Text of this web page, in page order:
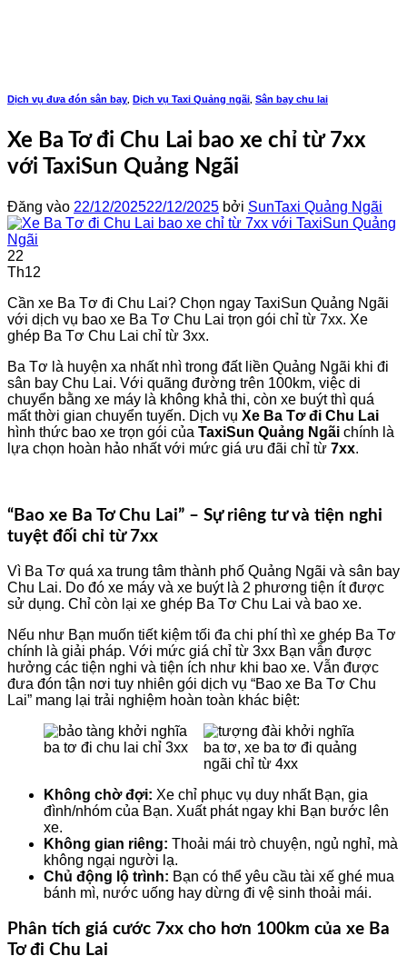
Dịch vụ đưa đón sân bay Dịch vụ Taxi Quảng ngãi Sân bay chu lai
Xe Ba Tơ đi Chu Lai bao xe chỉ từ 7xx
với TaxiSun Quảng Ngãi
Đăng vào 22/12/202522/12/2025 bởi SunTaxi Quảng Ngãi
22
Th12
Cần xe Ba Tơ đi Chu Lai? Chọn ngay TaxiSun Quảng Ngãi
với dịch vụ bao xe Ba Tơ Chu Lai trọn gói chỉ từ 7xx. Xe
ghép Ba Tơ Chu Lai chỉ từ 3xx.
Ba Tơ là huyện xa nhất nhì trong đất liền Quảng Ngãi khi đi
sân bay Chu Lai. Với quãng đường trên 100km, việc di
chuyển bằng xe máy là không khả thi, còn xe buýt thì quá
mất thời gian chuyển tuyến. Dịch vụ Xe Ba Tơ đi Chu Lai
hình thức bao xe trọn gói của TaxiSun Quảng Ngãi chính là
lựa chọn hoàn hảo nhất với mức giá ưu đãi chỉ từ 7xx.
“Bao xe Ba Tơ Chu Lai” – Sự riêng tư và tiện nghi
tuyệt đối chỉ từ 7xx
Vì Ba Tơ quá xa trung tâm thành phố Quảng Ngãi và sân bay
Chu Lai. Do đó xe máy và xe buýt là 2 phương tiện ít được
sử dụng. Chỉ còn lại xe ghép Ba Tơ Chu Lai và bao xe.
Nếu như Bạn muốn tiết kiệm tối đa chi phí thì xe ghép Ba Tơ
chính là giải pháp. Với mức giá chỉ từ 3xx Bạn vẫn được
hưởng các tiện nghi và tiện ích như khi bao xe. Vẫn được
đưa đón tận nơi tuy nhiên gói dịch vụ “Bao xe Ba Tơ Chu
Lai” mang lại trải nghiệm hoàn toàn khác biệt:
Không chờ đợi: Xe chỉ phục vụ duy nhất Bạn, gia
đình/nhóm của Bạn. Xuất phát ngay khi Bạn bước lên
xe.
Không gian riêng: Thoải mái trò chuyện, ngủ nghỉ, mà
không ngại người lạ.
Chủ động lộ trình: Bạn có thể yêu cầu tài xế ghé mua
bánh mì, nước uống hay dừng đi vệ sinh thoải mái.
Phân tích giá cước 7xx cho hơn 100km của xe Ba
Tơ đi Chu Lai